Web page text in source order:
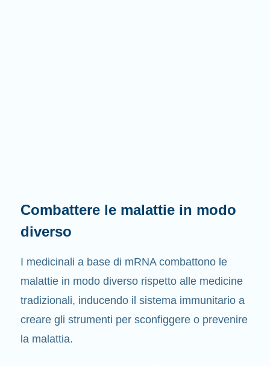
Combattere le malattie in modo
diverso
I medicinali a base di mRNA combattono le
malattie in modo diverso rispetto alle medicine
tradizionali, inducendo il sistema immunitario a
creare gli strumenti per sconfiggere o prevenire
la malattia.